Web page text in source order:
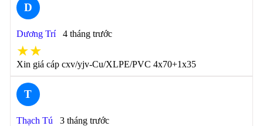
D
Dương Trí 4 tháng trước
★★
Xin giá cáp cxv/yjv-Cu/XLPE/PVC 4x70+1x35
T
Thạch Tú 3 tháng trước